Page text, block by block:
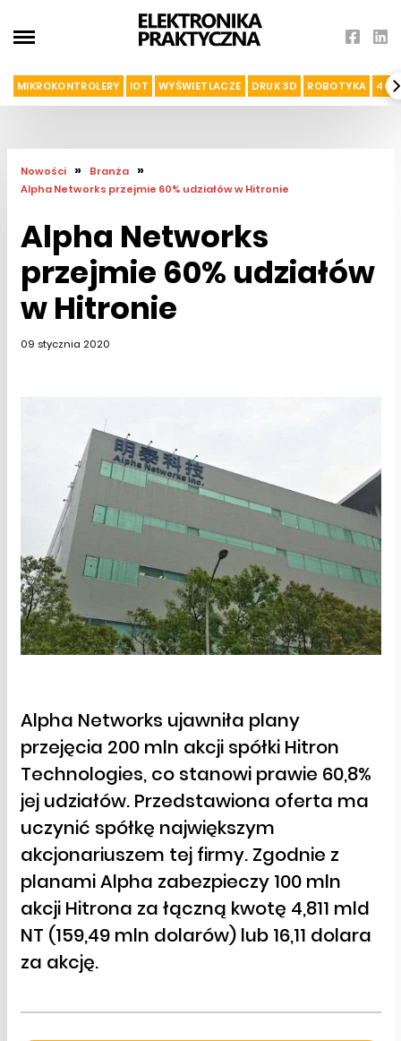
MIKROKONTROLERY IOT WYŚWIETLACZE DRUK 3D ROBOTYKA 4G I
Nowości » Branża »
Alpha Networks przejmie 60% udziałów w Hitronie
Alpha Networks
przejmie 60% udziałów
w Hitronie
09 stycznia 2020
Alpha Networks ujawniła plany
przejęcia 200 mln akcji spółki Hitron
Technologies, co stanowi prawie 60,8%
jej udziałów. Przedstawiona oferta ma
uczynić spółkę największym
akcjonariuszem tej firmy. Zgodnie z
planami Alpha zabezpieczy 100 mln
akcji Hitrona za łączną kwotę 4,811 mld
NT (159,49 mln dolarów) lub 16,11 dolara
za akcję.